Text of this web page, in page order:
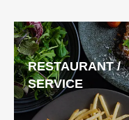
RESTAURANT /
SERVICE